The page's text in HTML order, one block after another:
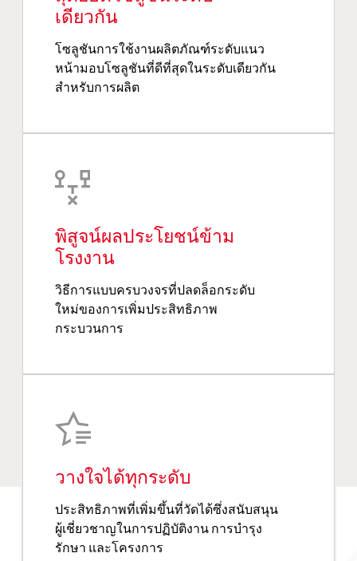
เดียวกัน
โซลูชันการใช้งานผลิตภัณฑ์ระดับแนว
หน้ามอบโซลูชันที่ดีที่สุดในระดับเดียวกัน
สำหรับการผลิต
พิสูจน์ผลประโยชน์ข้าม
โรงงาน
วิธีการแบบครบวงจรที่ปลดล็อกระดับ
ใหม่ของการเพิ่มประสิทธิภาพ
กระบวนการ
วางใจได้ทุกระดับ
ประสิทธิภาพที่เพิ่มขึ้นที่วัดได้ซึ่งสนับสนุน
ผู้เชี่ยวชาญในการปฏิบัติงาน การบำรุง
รักษา และโครงการ